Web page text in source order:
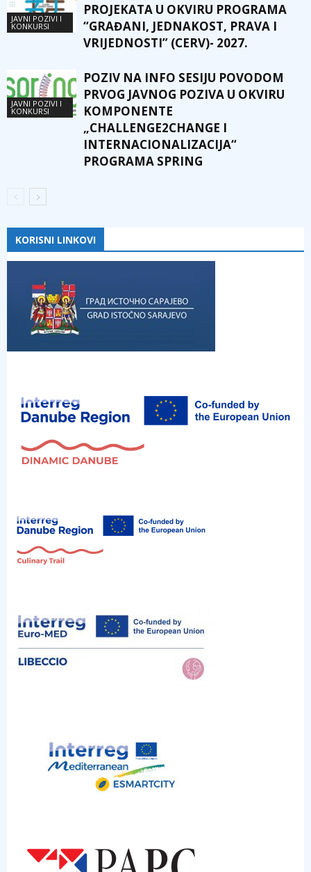
JAVNI POZIVI I
KONKURSI
PROJEKATA U OKVIRU PROGRAMA
“GRAĐANI, JEDNAKOST, PRAVA I
VRIJEDNOSTI” (CERV)- 2027.
JAVNI POZIVI I
KONKURSI
POZIV NA INFO SESIJU POVODOM
PRVOG JAVNOG POZIVA U OKVIRU
KOMPONENTE
„CHALLENGE2CHANGE I
INTERNACIONALIZACIJA“
PROGRAMA SPRING
KORISNI LINKOVI